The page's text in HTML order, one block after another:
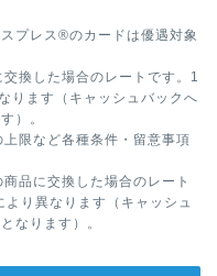
プレス®のカードは優遇対象
換した場合のレートです。1
ります（キャッシュバックへ
）。
限など各種条件・留意事項
品に交換した場合のレート
り異なります（キャッシュ
なります）。